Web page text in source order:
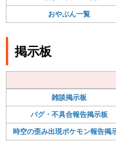
おやぶん一覧
掲示板
雑談掲示板
バグ・不具合報告掲示板
時空の歪み出現ポケモン報告掲